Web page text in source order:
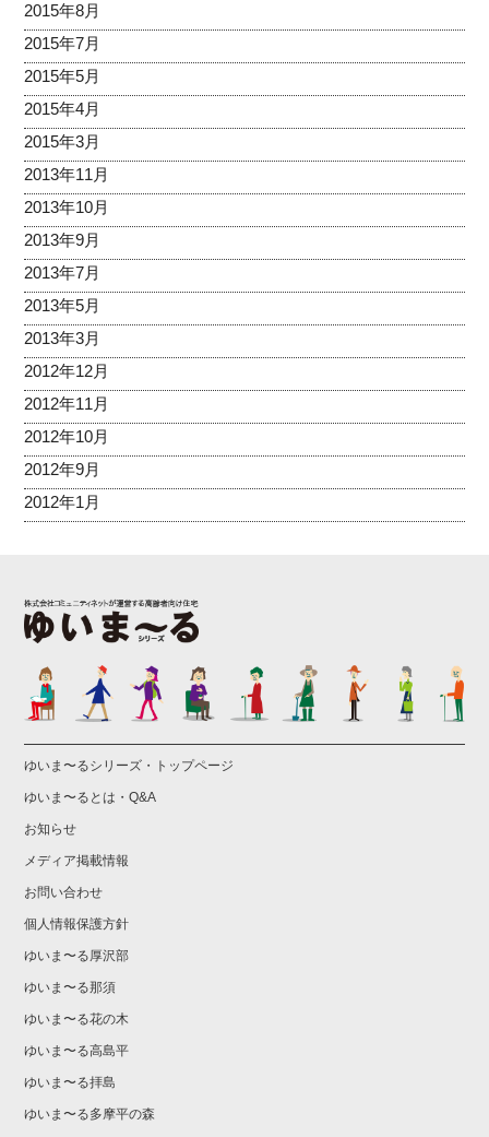
2015年8月
2015年7月
2015年5月
2015年4月
2015年3月
2013年11月
2013年10月
2013年9月
2013年7月
2013年5月
2013年3月
2012年12月
2012年11月
2012年10月
2012年9月
2012年1月
ゆいま〜るシリーズ・トップページ
ゆいま〜るとは・Q&A
お知らせ
メディア掲載情報
お問い合わせ
個人情報保護方針
ゆいま〜る厚沢部
ゆいま〜る那須
ゆいま〜る花の木
ゆいま〜る高島平
ゆいま〜る拝島
ゆいま〜る多摩平の森